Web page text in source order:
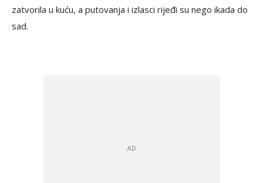
zatvorila u kuću, a putovanja i izlasci rijeđi su nego ikada do
sad.